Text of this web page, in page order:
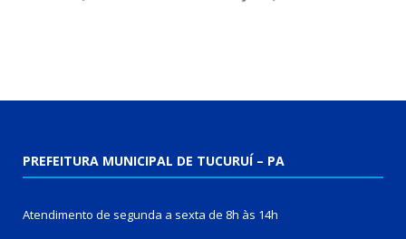
PREFEITURA MUNICIPAL DE TUCURUÍ – PA
Atendimento de segunda a sexta de 8h às 14h